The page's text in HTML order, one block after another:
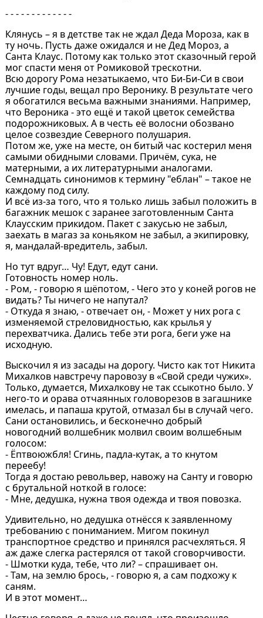
- - - - - - - - - - - - -
Клянусь – я в детстве так не ждал Деда Мороза, как в
ту ночь. Пусть даже ожидался и не Дед Мороз, а
Санта Клаус. Потому как только этот сказочный герой
мог спасти меня от Ромиковой трескотни.
Всю дорогу Рома незатыкаемо, что Би-Би-Си в свои
лучшие годы, вещал про Веронику. В результате чего
я обогатился весьма важными знаниями. Например,
что Вероника - это ещё и такой цветок семейства
подорожниковых. А в честь её волосни обозвано
целое созвездие Северного полушария.
Потом же, уже на месте, он битый час костерил меня
самыми обидными словами. Причём, сука, не
матерными, а их литературными аналогами.
Семнадцать синонимов к термину "еблан" – такое не
каждому под силу.
И всё из-за того, что я только лишь забыл положить в
багажник мешок с заранее заготовленным Санта
Клаусским прикидом. Пакет с закусью не забыл,
заехать в магаз за коньяком не забыл, а экипировку,
я, мандалай-вредитель, забыл.
Но тут вдруг… Чу! Едут, едут сани.
Готовность номер ноль.
- Ром, - говорю я шёпотом, - Чего это у коней рогов не
видать? Ты ничего не напутал?
- Откуда я знаю, - отвечает он, - Может у них рога с
изменяемой стреловидностью, как крылья у
перехватчика. Дались тебе эти рога, беги уже на
исходную.
Выскочил я из засады на дорогу. Чисто как тот Никита
Михалков навстречу паровозу в «Свой среди чужих».
Только, думается, Михалкову не так ссыкотно было. У
него-то и орава отчаянных головорезов в загашнике
имелась, и папаша крутой, отмазал бы в случай чего.
Сани остановились, и бесконечно добрый
новогодний волшебник молвил своим волшебным
голосом:
- Ёптвоюжбля! Сгинь, падла-кутак, а то кнутом
переебу!
Тогда я достаю револьвер, навожу на Санту и говорю
с брутальной ноткой в голосе:
- Мне, дедушка, нужна твоя одежда и твоя повозка.
Удивительно, но дедушка отнёсся к заявленному
требованию с пониманием. Мигом покинул
транспортное средство и принялся расчехляться. Я
аж даже слегка растерялся от такой сговорчивости.
- Шмотки куда, тебе, что ли? – спрашивает он.
- Там, на землю брось, - говорю я, а сам подхожу к
саням.
И в этот момент…